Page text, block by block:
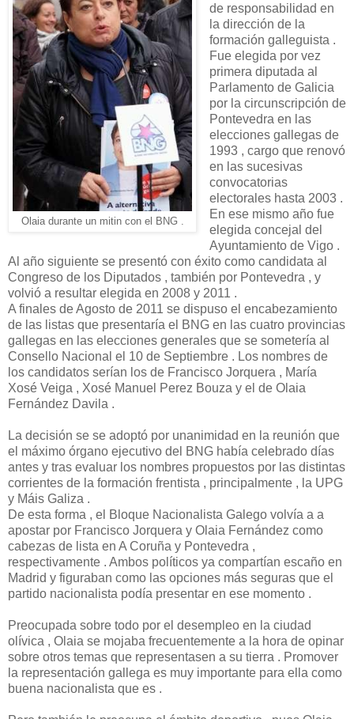
Olaia durante un mitin con el BNG .
de responsabilidad en
la dirección de la
formación galleguista .
Fue elegida por vez
primera diputada al
Parlamento de Galicia
por la circunscripción de
Pontevedra en las
elecciones gallegas de
1993 , cargo que renovó
en las sucesivas
convocatorias
electorales hasta 2003 .
En ese mismo año fue
elegida concejal del
Ayuntamiento de Vigo .
Al año siguiente se presentó con éxito como candidata al
Congreso de los Diputados , también por Pontevedra , y
volvió a resultar elegida en 2008 y 2011 .
A finales de Agosto de 2011 se dispuso el encabezamiento
de las listas que presentaría el BNG en las cuatro provincias
gallegas en las elecciones generales que se sometería al
Consello Nacional el 10 de Septiembre . Los nombres de
los candidatos serían los de Francisco Jorquera , María
Xosé Veiga , Xosé Manuel Perez Bouza y el de Olaia
Fernández Davila .
La decisión se se adoptó por unanimidad en la reunión que
el máximo órgano ejecutivo del BNG había celebrado días
antes y tras evaluar los nombres propuestos por las distintas
corrientes de la formación frentista , principalmente , la UPG
y Máis Galiza .
De esta forma , el Bloque Nacionalista Galego volvía a a
apostar por Francisco Jorquera y Olaia Fernández como
cabezas de lista en A Coruña y Pontevedra ,
respectivamente . Ambos políticos ya compartían escaño en
Madrid y figuraban como las opciones más seguras que el
partido nacionalista podía presentar en ese momento .
Preocupada sobre todo por el desempleo en la ciudad
olívica , Olaia se mojaba frecuentemente a la hora de opinar
sobre otros temas que representasen a su tierra . Promover
la representación gallega es muy importante para ella como
buena nacionalista que es .